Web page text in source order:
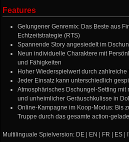
Features
Gelungener Genremix: Das Beste aus
Echtzeitstrategie (RTS)
Spannende Story angesiedelt im
Neun individuelle Charaktere mit
und Fähigkeiten
Hoher Wiederspielwert durch
Jeder Einsatz kann unterschiedlich
Atmosphärisches Dschungel-Setting
und unheimlicher Geräuschkulisse in
Online-Kampagne im Koop-Modus: Bis
Truppe durch das gesamte action-
Multilinguale Spielversion: DE | EN | FR | ES |